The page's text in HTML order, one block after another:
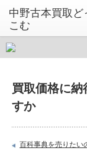
中野古本買取ど
こむ
買取価格に納
すか
百科事典を売りたい